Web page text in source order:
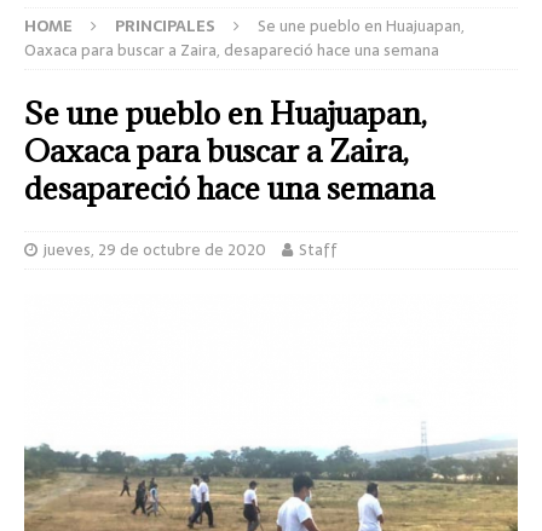
HOME PRINCIPALES
Se une pueblo en Huajuapan,
Oaxaca para buscar a Zaira, desapareció hace una semana
Se une pueblo en Huajuapan,
Oaxaca para buscar a Zaira,
desapareció hace una semana
jueves, 29 de octubre de 2020 Staff